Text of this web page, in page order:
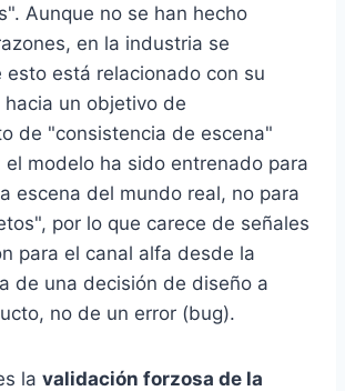
Aunque no se han hecho
en la industria se
esto está relacionado con su
hacia un objetivo de
de "consistencia de escena"
el modelo ha sido entrenado para
escena del mundo real, no para
por lo que carece de señales
para el canal alfa desde la
de una decisión de diseño a
no de un error (bug).
la validación forzosa de la